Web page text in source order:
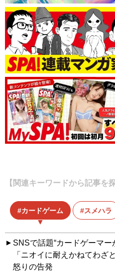
【関連キーワードから記事を探
カードゲーム スメハラ
SNSで話題“カードゲーマー
「ニオイに耐えかねてわざ
怒りの告発